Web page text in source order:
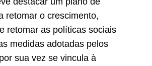
retomar o crescimento,
retomar as políticas sociais
medidas adotadas pelos
sua vez se vincula à